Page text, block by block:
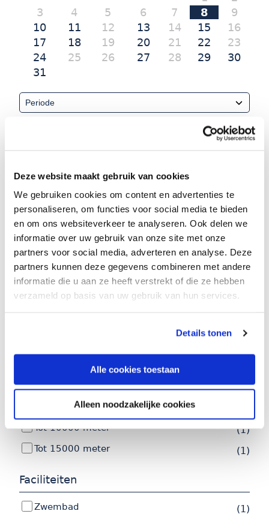
Deze website maakt gebruik van cookies
We gebruiken cookies om content en advertenties te
personaliseren, om functies voor social media te bieden
en om ons websiteverkeer te analyseren. Ook delen we
informatie over uw gebruik van onze site met onze
partners voor social media, adverteren en analyse. Deze
partners kunnen deze gegevens combineren met andere
informatie die u aan ze heeft verstrekt of die ze hebben
verzameld op basis van uw gebruik van hun services.
Details tonen
Alle cookies toestaan
Alleen noodzakelijke cookies
3
4 5 6 7 8
9
10
11 12 13 14 15
16
17
18 19 20 21 22
23
24
25 26 27 28 29
30
31
Faciliteiten
Zwembad (1)
Tot 500 meter
Tot 2000 meter (1)
Tot 5000 meter
Tot 10000 meter (1)
Tot 15000 meter (1)
Accommodatie type
Corfu
Plaats